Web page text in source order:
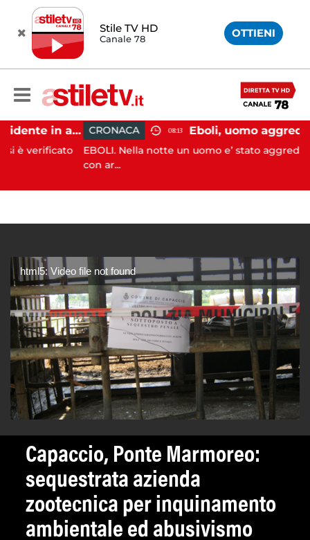
Stile TV HD
Canale 78 OTTIENI
Pontecagnano, incidente in autostrada: 5 giovani feriti CRONACA 08:13
EBOLI. Nella notte un uomo e’ stato aggredito e
con ar...
html5: Video file not found
Capaccio, Ponte Marmoreo:
sequestrata azienda
zootecnica per inquinamento
ambientale ed abusivismo